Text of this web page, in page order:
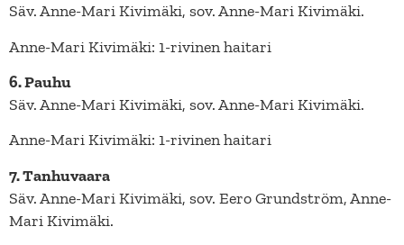
Säv. Anne-Mari Kivimäki, sov. Anne-Mari Kivimäki.
Anne-Mari Kivimäki: 1-rivinen haitari
6. Pauhu
Säv. Anne-Mari Kivimäki, sov. Anne-Mari Kivimäki.
Anne-Mari Kivimäki: 1-rivinen haitari
7. Tanhuvaara
Säv. Anne-Mari Kivimäki, sov. Eero Grundström, Anne-
Mari Kivimäki.